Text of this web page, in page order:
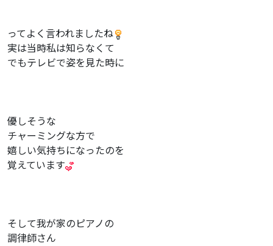
ってよく言われましたね
実は当時私は知らなくて
でもテレビで姿を見た時に
優しそうな
チャーミングな方で
嬉しい気持ちになったのを
覚えています
そして我が家のピアノの
調律師さん